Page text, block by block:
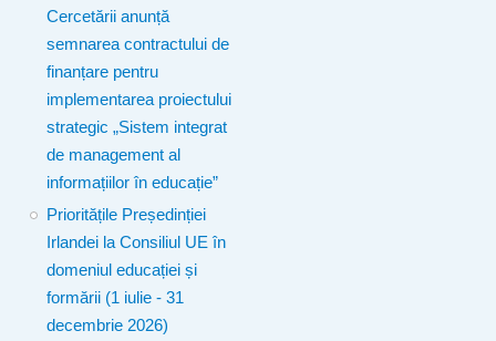
Cercetării anunță
semnarea contractului de
finanțare pentru
implementarea proiectului
strategic „Sistem integrat
de management al
informațiilor în educație”
Prioritățile Președinției
Irlandei la Consiliul UE în
domeniul educației și
formării (1 iulie - 31
decembrie 2026)